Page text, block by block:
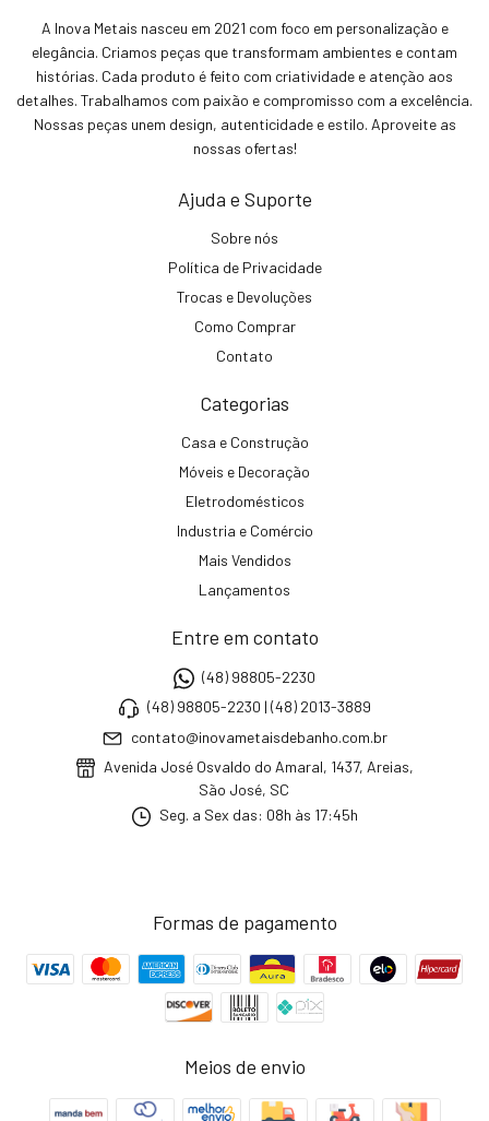
A Inova Metais nasceu em 2021 com foco em personalização e
elegância. Criamos peças que transformam ambientes e contam
histórias. Cada produto é feito com criatividade e atenção aos
detalhes. Trabalhamos com paixão e compromisso com a excelência.
Nossas peças unem design, autenticidade e estilo. Aproveite as
nossas ofertas!
Ajuda e Suporte
Sobre nós
Política de Privacidade
Trocas e Devoluções
Como Comprar
Contato
Categorias
Casa e Construção
Móveis e Decoração
Eletrodomésticos
Industria e Comércio
Mais Vendidos
Lançamentos
Entre em contato
(48) 98805-2230
(48) 98805-2230 | (48) 2013-3889
contato@inovametaisdebanho.com.br
Avenida José Osvaldo do Amaral, 1437, Areias,
São José, SC
Seg. a Sex das: 08h às 17:45h
Formas de pagamento
Meios de envio